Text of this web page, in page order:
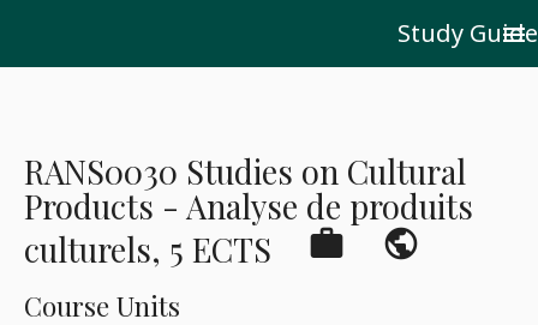
Study Guide
menu
RANS0030 Studies on Cultural
Products - Analyse de produits
culturels, 5 ECTS
work public_
Course Units